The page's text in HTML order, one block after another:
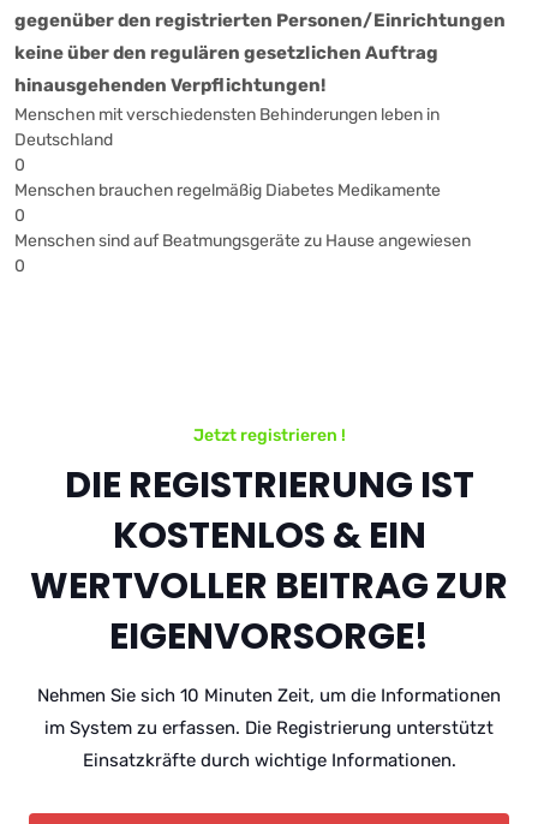
gegenüber den registrierten Personen/Einrichtungen
keine über den regulären gesetzlichen Auftrag
hinausgehenden Verpflichtungen!
Menschen mit verschiedensten Behinderungen leben in
Deutschland
0
Menschen brauchen regelmäßig Diabetes Medikamente
0
Menschen sind auf Beatmungsgeräte zu Hause angewiesen
0
Jetzt registrieren !
DIE REGISTRIERUNG IST
KOSTENLOS & EIN
WERTVOLLER BEITRAG ZUR
EIGENVORSORGE!
Nehmen Sie sich 10 Minuten Zeit, um die Informationen
im System zu erfassen. Die Registrierung unterstützt
Einsatzkräfte durch wichtige Informationen.